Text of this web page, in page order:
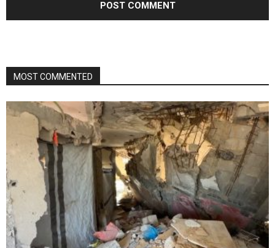
MOST COMMENTED